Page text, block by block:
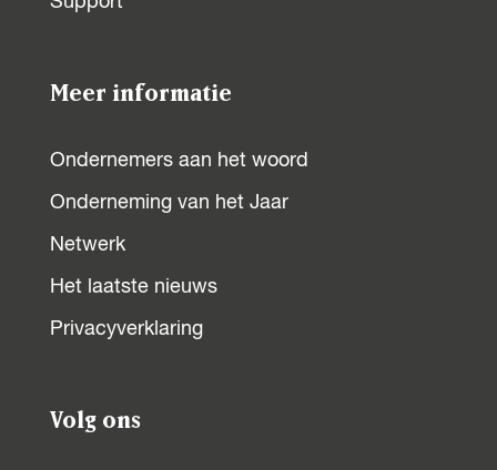
Meer informatie
Ondernemers aan het woord
Onderneming van het Jaar
Netwerk
Het laatste nieuws
Privacyverklaring
Volg ons